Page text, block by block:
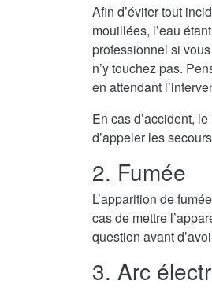
Afin d’éviter tout
mouillées, l’eau
professionnel si
n’y touchez pas.
en attendant
En cas d’accident,
d’appeler les
2. Fumée
L’apparition de
cas de mettre
question avant
3. Arc